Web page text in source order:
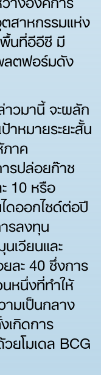
สาหกรรมแห่ง
พื้นที่อีอีซี มี
ลตฟอร์มดัง
วมานี้ จะผลัก
าหมายระยะสั้น
าค
รปล่อยก๊าซ
10 หรือ
ดออกไซด์ต่อปี
รลงทุน
เวียนและ
ละ 40 ซึ่งการ
หนึ่งที่ทำให้
ามเป็นกลาง
เกิดการ
ยโมเดล BCG